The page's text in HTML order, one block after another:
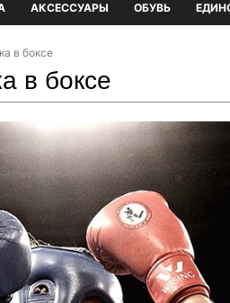
АКСЕССУАРЫ ОБУВЬ
в боксе
в боксе